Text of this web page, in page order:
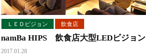
ＬＥＤビジョン 飲食店
namBa HIPS 飲食店大型LEDビジョン
2017.01.28